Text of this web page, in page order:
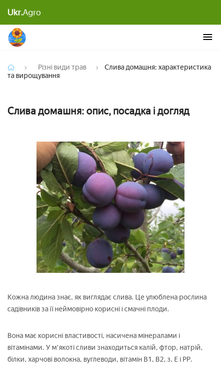
Ukr.AgroСлива домашня: характеристика та вирощування
Різні види трав
Слива домашня: характеристика
та вирощування
Слива домашня: опис, посадка і догляд
Кожна людина знає, як виглядає слива. Це улюблена рослина
садівників за її неймовірно корисні і смачні плоди.
Вона має корисні властивості, насичена мінералами і
вітамінами. У м'якоті сливи знаходиться калій, фтор, натрій,
білки, харчові волокна, вуглеводи, вітамін В1, В2, з, Е і РР.